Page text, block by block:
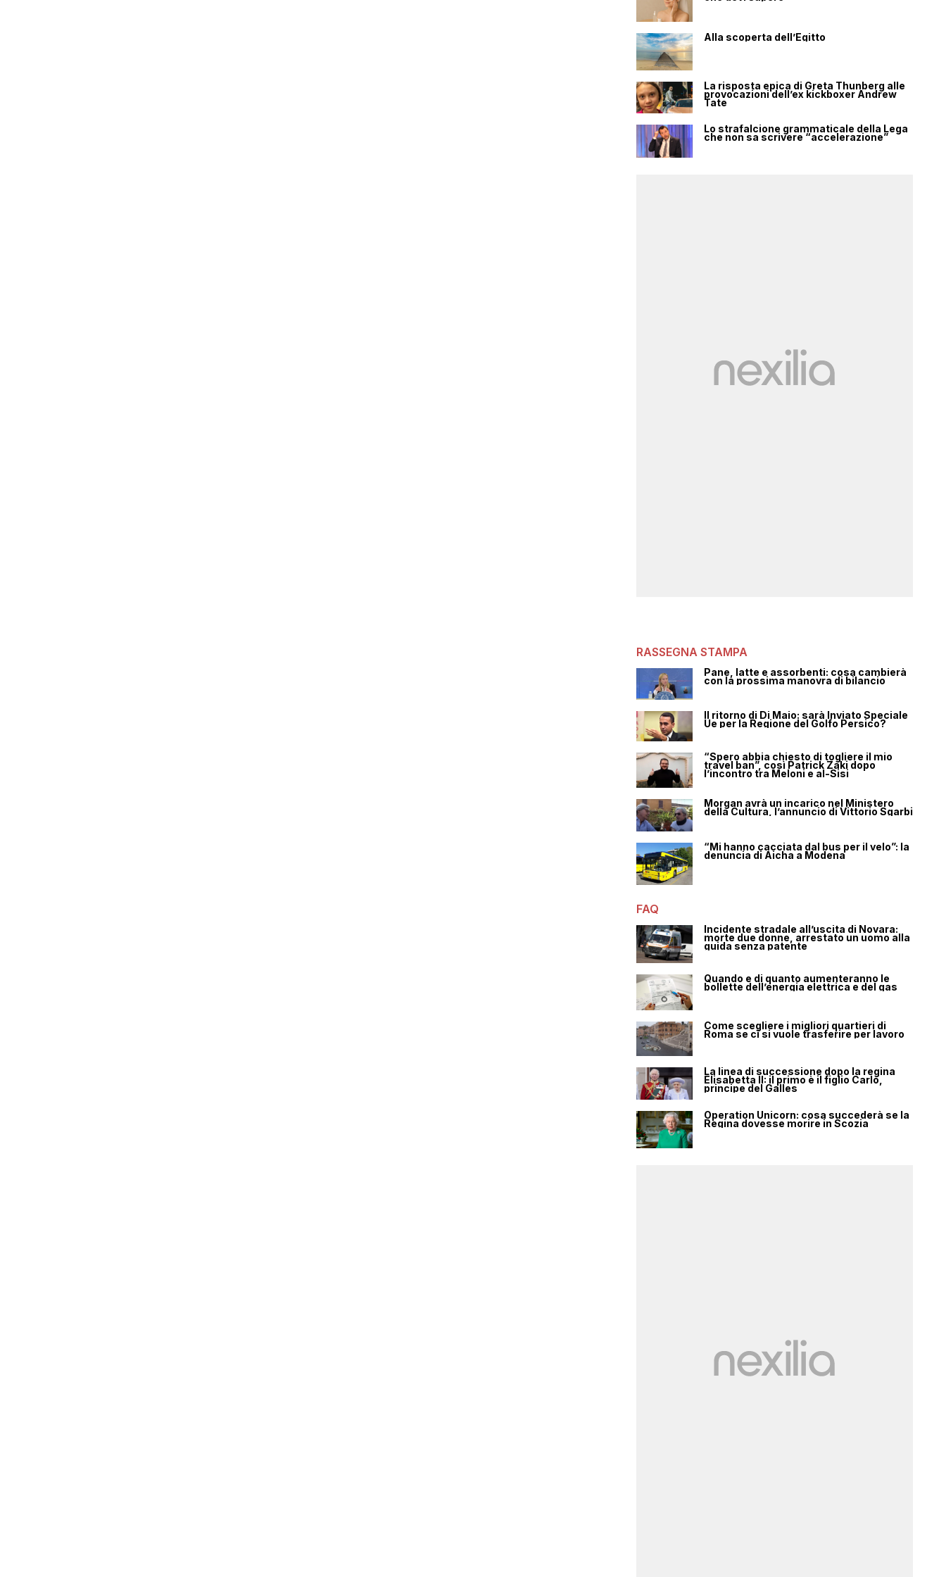
Alla scoperta dell’Egitto
La risposta epica di Greta Thunberg alle
provocazioni dell’ex kickboxer Andrew
Tate
Lo strafalcione grammaticale della Lega
che non sa scrivere “accelerazione”
RASSEGNA STAMPA
Pane, latte e assorbenti: cosa cambierà
con la prossima manovra di bilancio
Il ritorno di Di Maio: sarà Inviato Speciale
Ue per la Regione del Golfo Persico?
“Spero abbia chiesto di togliere il mio
travel ban”, così Patrick Zaki dopo
l’incontro tra Meloni e al-Sisi
Morgan avrà un incarico nel Ministero
della Cultura, l’annuncio di Vittorio Sgarbi
“Mi hanno cacciata dal bus per il velo”: la
denuncia di Aicha a Modena
FAQ
Incidente stradale all’uscita di Novara:
morte due donne, arrestato un uomo alla
guida senza patente
Quando e di quanto aumenteranno le
bollette dell’energia elettrica e del gas
Come scegliere i migliori quartieri di
Roma se ci si vuole trasferire per lavoro
La linea di successione dopo la regina
Elisabetta II: il primo è il figlio Carlo,
principe del Galles
Operation Unicorn: cosa succederà se la
Regina dovesse morire in Scozia